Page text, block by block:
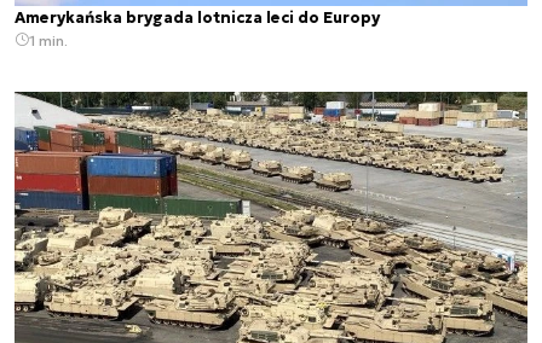
Amerykańska brygada lotnicza leci do Europy
1 min.